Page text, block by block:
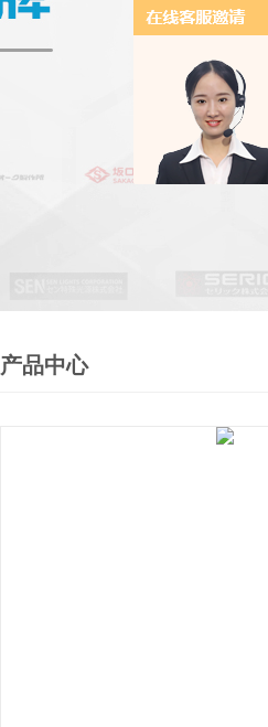
产品中心